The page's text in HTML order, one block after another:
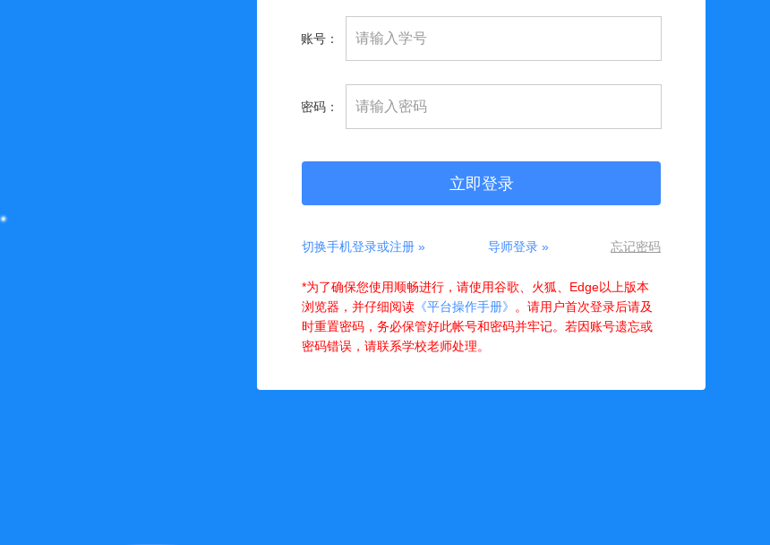
账号：
密码：
立即登录
切换手机登录或注册 » 导师登录 » 忘记密码
*为了确保您使用顺畅进行，请使用谷歌、火狐、Edge以上版本
浏览器，并仔细阅读 《平台操作手册》
。请用户首次登录后请及
时重置密码，务必保管好此帐号和密码并牢记。若因账号遗忘或
密码错误，请联系学校老师处理。